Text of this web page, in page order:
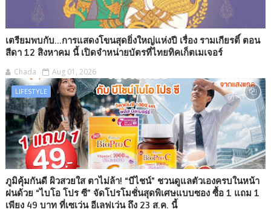
เตรียมพบกับ...การแสดงโขนสุดยิ่งใหญ่แห่งปี เรื่อง รามเกียรติ์ ตอน
สีดา 12 สิงหาคม นี้ เปิดจำหน่ายบัตรที่ไทยทิคเก็ตเมเจอร์
Chada Aug 01, 2026
LIFESTYLE
ภูมิคุ้มกันดี ผิวสวยใส ตาไม่ล้า! “บีไชน์” ชวนดูแลตัวเองครบในหน้า
ฝนด้วย “ไบโอ โปร ซี” จัดโปรโมชั่นสุดพิเศษแบบซอง ซื้อ 1 แถม 1
เพียง 49 บาท ที่เซเว่น อีเลฟเว่น ถึง 23 ส.ค. นี้